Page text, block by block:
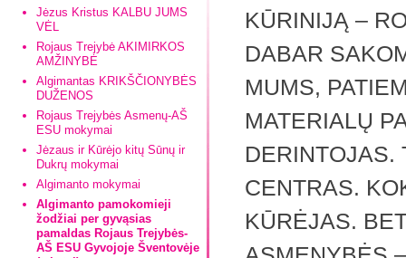
Jėzus Kristus KALBU JUMS
VĖL
Rojaus Trejybė AKIMIRKOS
AMŽINYBĖ
Algimantas KRIKŠČIONYBĖS
DUŽENOS
Rojaus Trejybės Asmenų-AŠ
ESU mokymai
Jėzaus ir Kūrėjo kitų Sūnų ir
Dukrų mokymai
Algimanto mokymai
Algimanto pamokomieji
žodžiai per gyvąsias
pamaldas Rojaus Trejybės-
AŠ ESU Gyvojoje Šventovėje
KŪRINIJĄ –
DABAR
MUMS,
MATERIALŲ
DERINTOJAS.
CENTRAS.
KŪRĖJAS.